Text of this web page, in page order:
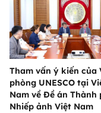
Tham vấn ý kiến của
phòng UNESCO tại
Nam về Đề án Thành
Nhiếp ảnh Việt Nam